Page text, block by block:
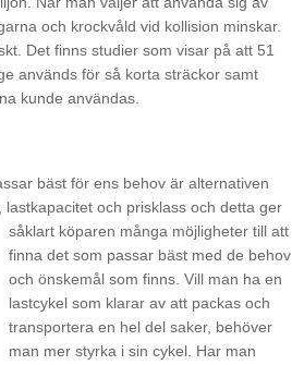
och krockvåld vid kollision minskar.
Det finns studier som visar på att 51
används för så korta sträckor samt
kunde användas.
bäst för ens behov är alternativen
och prisklass och detta ger
såklart köparen många möjligheter till att
finna det som passar bäst med de behov
och önskemål som finns. Vill man ha en
lastcykel som klarar av att packas och
transportera en hel del saker, behöver
man mer styrka i sin cykel. Har man